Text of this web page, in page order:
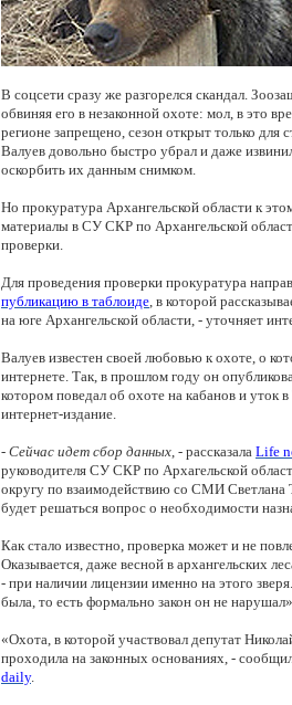
В соцсети сразу же разгорелся скандал.
обвиняя его в незаконной охоте: мол, в это
регионе запрещено, сезон открыт только
Валуев довольно быстро убрал и даже
оскорбить их данным снимком.
Но прокуратура Архангельской области к
материалы в СУ СКР по Архангельской
проверки.
Для проведения проверки прокуратура
публикацию в таблоиде, в которой
на юге Архангельской области, - уточняет
Валуев известен своей любовью к охоте, о
интернете. Так, в прошлом году он
котором поведал об охоте на кабанов и уток
интернет-издание.
- Сейчас идет сбор данных, - рассказала Life
руководителя СУ СКР по Архагельской
округу по взаимодействию со СМИ Светлана
будет решаться вопрос о необходимости
Как стало известно, проверка может и не
Оказывается, даже весной в архангельских
- при наличии лицензии именно на этого
была, то есть формально закон он не
«Охота, в которой участвовал депутат
проходила на законных основаниях, -
daily.